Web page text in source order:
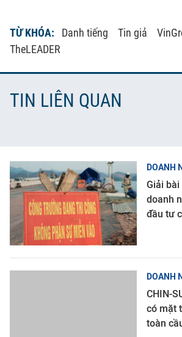
TỪ KHÓA: Danh tiếng Tin giả
TheLEADER
TIN LIÊN QUAN
DOANH
Giải
doanh
đầu tư
DOANH
CHIN-
có mặt
toàn